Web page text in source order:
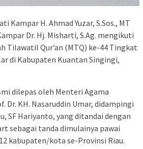
Kampar H. Ahmad Yuzar, S.Sos., MT
Dr. Hj. Misharti, S.Ag. mengikuti
Tilawatil Qur’an (MTQ) ke-44 Tingkat
di Kabupaten Kuantan Singingi,
dilepas oleh Menteri Agama
Dr. KH. Nasaruddin Umar, didampingi
SF Hariyanto, yang ditandai dengan
sebagai tanda dimulainya pawai
kabupaten/kota se-Provinsi Riau.